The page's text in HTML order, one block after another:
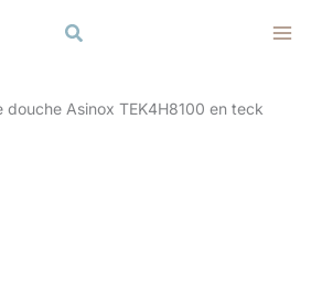
Rechercher
douche Asinox TEK4H8100 en teck